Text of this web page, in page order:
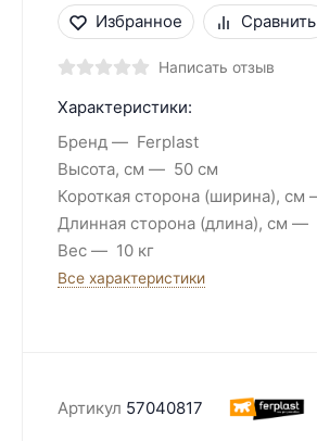
Избранное Сравнить
Написать отзыв
Характеристики:
Бренд
Ferplast
Высота, см
50 см
Короткая сторона (ширина), см
Длинная сторона (длина), см
Вес
10 кг
Все характеристики
Артикул 57040817